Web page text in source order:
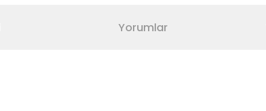
Yorumlar